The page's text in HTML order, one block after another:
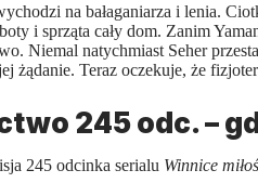
na bałaganiarza i lenia.
i sprząta cały dom. Zanim
Niemal natychmiast Seher
żądanie. Teraz oczekuje, że
245 odc. –
245 odcinka serialu Winnice